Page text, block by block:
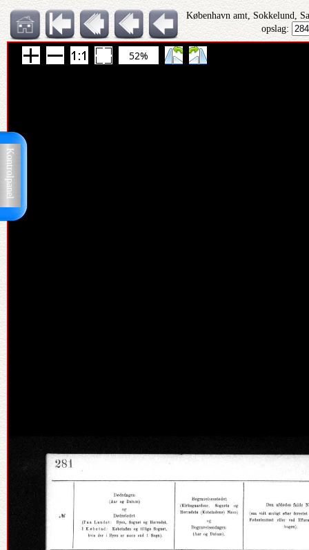
Kontrolpanel
København amt, Sokkelund,
opslag:
52%